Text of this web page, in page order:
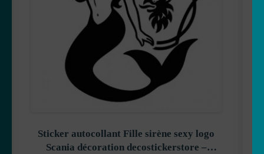
Sticker autocollant Fille sirène sexy logo
Scania décoration decostickerstore –